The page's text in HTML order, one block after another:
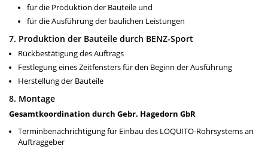
für die Produktion der Bauteile und
für die Ausführung der baulichen Leistungen
7. Produktion der Bauteile durch BENZ-Sport
Rückbestätigung des Auftrags
Festlegung eines Zeitfensters für den Beginn der Ausführung
Herstellung der Bauteile
8. Montage
Gesamtkoordination durch Gebr. Hagedorn GbR
Terminbenachrichtigung für Einbau des LOQUITO-Rohrsystems an
Auftraggeber